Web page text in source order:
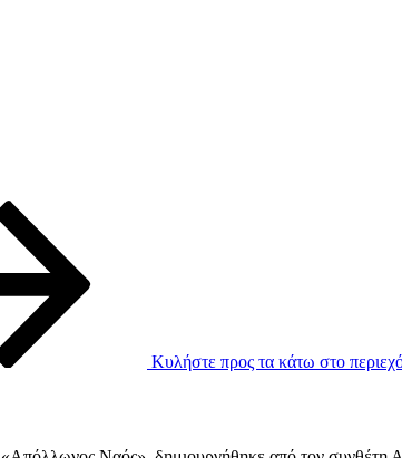
Κυλήστε προς τα κάτω στο